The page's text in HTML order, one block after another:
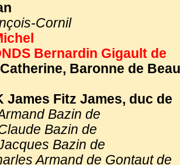
Cornil
Bernardin Gigault de
Baronne de
James Fitz James, duc de
Bazin de
Bazin de
Bazin de
Armand de Gontaut de